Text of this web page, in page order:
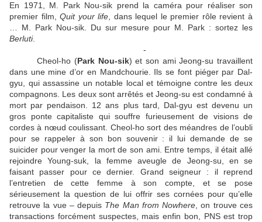
En 1971, M. Park Nou-sik prend la caméra pour réaliser son
premier film,Quit your life , dans lequel le premier rôle revient à
… M. Park Nou-sik. Du sur mesure pour M. Park : sortez les
Berluti.
-
Cheol-ho (Park Nou-sik) et son ami Jeong-su travaillent
dans une mine d’or en Mandchourie. Ils se font piéger par Dal-
gyu, qui assassine un notable local et témoigne contre les deux
compagnons. Les deux sont arrêtés et Jeong-su est condamné à
mort par pendaison. 12 ans plus tard, Dal-gyu est devenu un
gros ponte capitaliste qui souffre furieusement de visions de
cordes à nœud coulissant. Cheol-ho sort des méandres de l’oubli
pour se rappeler à son bon souvenir : il lui demande de se
suicider pour venger la mort de son ami. Entre temps, il était allé
rejoindre Young-suk, la femme aveugle de Jeong-su, en se
faisant passer pour ce dernier. Grand seigneur : il reprend
l’entretien de cette femme à son compte, et se pose
sérieusement la question de lui offrir ses cornées pour qu’elle
retrouve la vue – depuis The Man from Nowhere , on trouve ces
transactions forcément suspectes, mais enfin bon, PNS est trop